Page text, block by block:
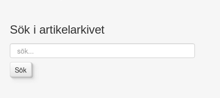
Sök i artikelarkivet
sök...
Sök